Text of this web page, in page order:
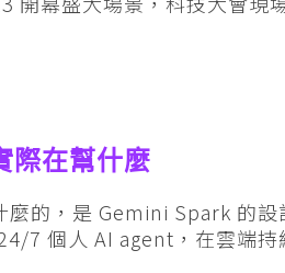
際在幫什麼
麼的，是 Gemini Spark 的
7 個人 AI agent，在雲端